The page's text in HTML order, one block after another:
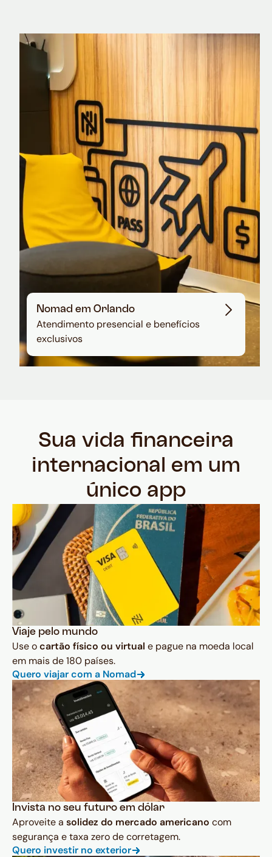
Nomad Explorer
Cartão de crédito brasileiro com cashback
em dólar
Nomad em Orlando
Atendimento presencial e benefícios
exclusivos
Sua vida financeira
internacional em um
único app
Viaje pelo mundo
Use ocartão físico ou virtual e pague na moeda local
em mais de 180 países.
Quero viajar com a Nomad
Invista no seu futuro em dólar
Aproveite a solidez do mercado americano com
segurança e taxa zero de corretagem.
Quero investir no exterior